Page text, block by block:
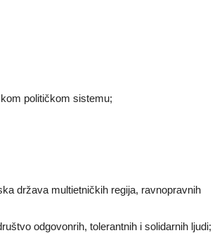
političkom sistemu;
država multietničkih regija, ravnopravnih
odgovonrih, tolerantnih i solidarnih ljudi;